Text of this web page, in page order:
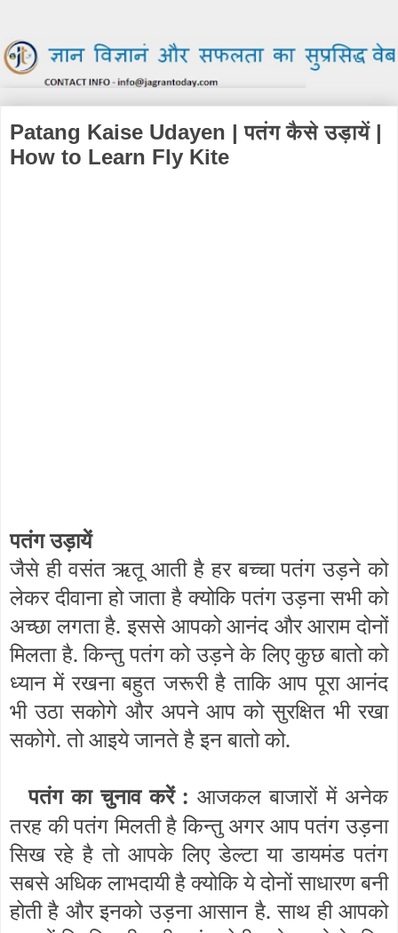
Patang Kaise Udayen | पतंग कैसे उड़ायें |
How to Learn Fly Kite
पतंग उड़ायें
जैसे ही वसंत ऋतू आती है हर बच्चा पतंग उड़ने को
लेकर दीवाना हो जाता है क्योकि पतंग उड़ना सभी को
अच्छा लगता है. इससे आपको आनंद और आराम दोनों
मिलता है. किन्तु पतंग को उड़ने के लिए कुछ बातो को
ध्यान में रखना बहुत जरूरी है ताकि आप पूरा आनंद
भी उठा सकोगे और अपने आप को सुरक्षित भी रखा
सकोगे. तो आइये जानते है इन बातो को.
पतंग का चुनाव करें : आजकल बाजारों में अनेक
तरह की पतंग मिलती है किन्तु अगर आप पतंग उड़ना
सिख रहे है तो आपके लिए डेल्टा या डायमंड पतंग
सबसे अधिक लाभदायी है क्योकि ये दोनों साधारण बनी
होती है और इनको उड़ना आसान है. साथ ही आपको